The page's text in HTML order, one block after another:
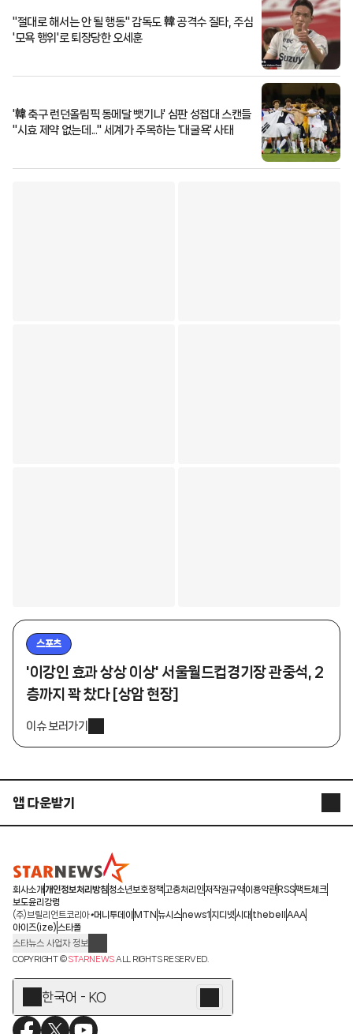
"절대로 해서는 안 될 행동" 감독도 韓 공격수 질타, 주심
'모욕 행위'로 퇴장당한 오세훈
'韓 축구 런던올림픽 동메달 뺏기나' 심판 성접대 스캔들
"시효 제약 없는데..." 세계가 주목하는 '대굴욕' 사태
스포츠
'이강인 효과 상상 이상' 서울월드컵경기장 관중석, 2
층까지 꽉 찼다 [상암 현장]
이슈 보러가기
앱 다운받기
STARPOLL
회사소개 개인정보처리방침청소년보호정책 고충처리인저작권규약이용약관 RSS팩트체크
보도윤리강령
(주)브릴리언트코리아 머니투데이 MTN 뉴시스news1 지디넷시대 thebell AAA
아이즈(ize) 스타폴
스타뉴스 사업자 정보
주소: 서울시 종로구 청계천로 11(서린동, 청계한국빌딩)
청소년 보호책임자: 문완식
등록번호:서울 아01055
등록일:2009.12.10
제호:스타뉴스
COPYRIGHT ©STARNEWSALL RIGHTS RESERVED.
한국어 - KO